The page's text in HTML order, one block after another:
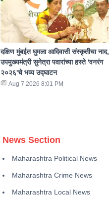
दक्षिण मुंबईत घुमला आदिवासी संस्कृतीचा नाद,
उपमुख्यमंत्री सुनेत्रा पवारांच्या हस्ते 'वनरंग
२०२६'चे भव्य उद्घाटन
Aug 7 2026 8:01 PM
News Section
Maharashtra Political News
Maharashtra Crime News
Maharashtra Local News